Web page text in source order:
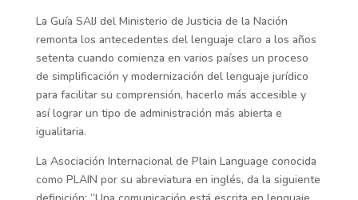
La Guía SAIJ del Ministerio de Justicia de la Nación
remonta los antecedentes del lenguaje claro a los años
setenta cuando comienza en varios países un proceso
de simplificación y modernización del lenguaje jurídico
para facilitar su comprensión, hacerlo más accesible y
así lograr un tipo de administración más abierta e
igualitaria.
La Asociación Internacional de Plain Language conocida
como PLAIN por su abreviatura en inglés, da la siguiente